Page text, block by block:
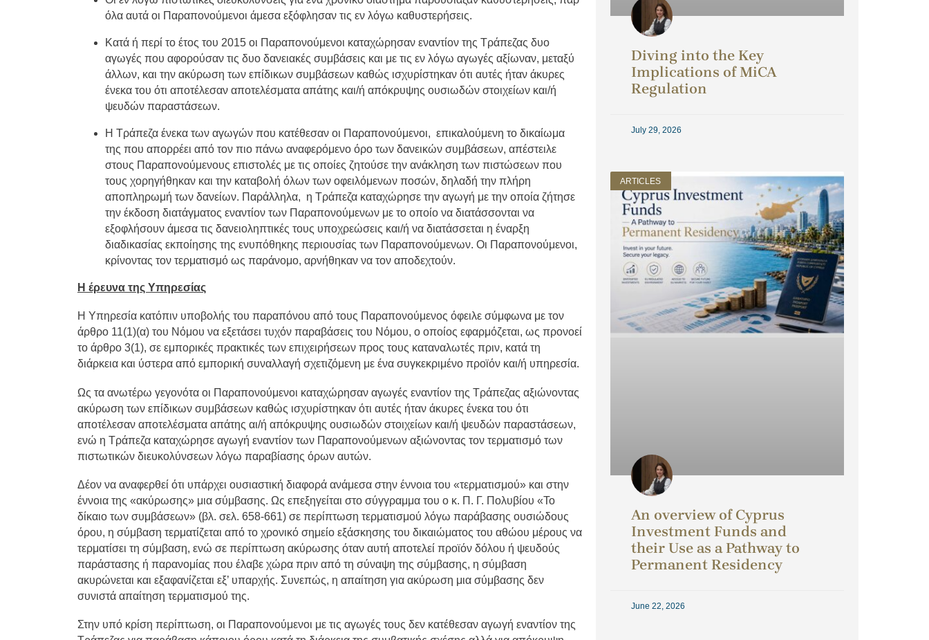
όλα αυτά οι Παραπονούμενοι άμεσα εξόφλησαν τις εν λόγω καθυστερήσεις.
Κατά ή περί το έτος του 2015 οι Παραπονούμενοι καταχώρησαν εναντίον της Τράπεζας δυο
αγωγές που αφορούσαν τις δυο δανειακές συμβάσεις και με τις εν λόγω αγωγές αξίωναν, μεταξύ
άλλων, και την ακύρωση των επίδικων συμβάσεων καθώς ισχυρίστηκαν ότι αυτές ήταν άκυρες
ένεκα του ότι αποτέλεσαν αποτελέσματα απάτης και/ή απόκρυψης ουσιωδών στοιχείων και/ή
ψευδών παραστάσεων.
Η Τράπεζα ένεκα των αγωγών που κατέθεσαν οι Παραπονούμενοι, επικαλούμενη το δικαίωμα
της που απορρέει από τον πιο πάνω αναφερόμενο όρο των δανεικών συμβάσεων, απέστειλε
στους Παραπονούμενους επιστολές με τις οποίες ζητούσε την ανάκληση των πιστώσεων που
τους χορηγήθηκαν και την καταβολή όλων των οφειλόμενων ποσών, δηλαδή την πλήρη
αποπληρωμή των δανείων. Παράλληλα, η Τράπεζα καταχώρησε την αγωγή με την οποία ζήτησε
την έκδοση διατάγματος εναντίον των Παραπονούμενων με το οποίο να διατάσσονται να
εξοφλήσουν άμεσα τις δανειοληπτικές τους υποχρεώσεις και/ή να διατάσσεται η έναρξη
διαδικασίας εκποίησης της ενυπόθηκης περιουσίας των Παραπονούμενων. Οι Παραπονούμενοι,
κρίνοντας τον τερματισμό ως παράνομο, αρνήθηκαν να τον αποδεχτούν.
Η έρευνα της Υπηρεσίας
Η Υπηρεσία κατόπιν υποβολής του παραπόνου από τους Παραπονούμενος όφειλε σύμφωνα με τον
άρθρο 11(1)(α) του Νόμου να εξετάσει τυχόν παραβάσεις του Νόμου, ο οποίος εφαρμόζεται, ως προνοεί
το άρθρο 3(1), σε εμπορικές πρακτικές των επιχειρήσεων προς τους καταναλωτές πριν, κατά τη
διάρκεια και ύστερα από εμπορική συναλλαγή σχετιζόμενη με ένα συγκεκριμένο προϊόν και/ή υπηρεσία.
Ως τα ανωτέρω γεγονότα οι Παραπονούμενοι καταχώρησαν αγωγές εναντίον της Τράπεζας αξιώνοντας
ακύρωση των επίδικων συμβάσεων καθώς ισχυρίστηκαν ότι αυτές ήταν άκυρες ένεκα του ότι
αποτέλεσαν αποτελέσματα απάτης αι/ή απόκρυψης ουσιωδών στοιχείων και/ή ψευδών παραστάσεων,
ενώ η Τράπεζα καταχώρησε αγωγή εναντίον των Παραπονούμενων αξιώνοντας τον τερματισμό των
πιστωτικών διευκολύνσεων λόγω παραβίασης όρων αυτών.
Δέον να αναφερθεί ότι υπάρχει ουσιαστική διαφορά ανάμεσα στην έννοια του «τερματισμού» και στην
έννοια της «ακύρωσης» μια σύμβασης. Ως επεξηγείται στο σύγγραμμα του ο κ. Π. Γ. Πολυβίου «Το
δίκαιο των συμβάσεων» (βλ. σελ. 658-661) σε περίπτωση τερματισμού λόγω παράβασης ουσιώδους
όρου, η σύμβαση τερματίζεται από το χρονικό σημείο εξάσκησης του δικαιώματος του αθώου μέρους να
τερματίσει τη σύμβαση, ενώ σε περίπτωση ακύρωσης όταν αυτή αποτελεί προϊόν δόλου ή ψευδούς
παράστασης ή παρανομίας που έλαβε χώρα πριν από τη σύναψη της σύμβασης, η σύμβαση
ακυρώνεται και εξαφανίζεται εξ’ υπαρχής. Συνεπώς, η απαίτηση για ακύρωση μια σύμβασης δεν
συνιστά απαίτηση τερματισμού της.
Στην υπό κρίση περίπτωση, οι Παραπονούμενοι με τις αγωγές τους δεν κατέθεσαν αγωγή εναντίον της
Diving into the Key
Implications of MiCA
Regulation
July 29, 2026
ARTICLES
An overview of Cyprus
Investment Funds and
their Use as a Pathway to
Permanent Residency
June 22, 2026